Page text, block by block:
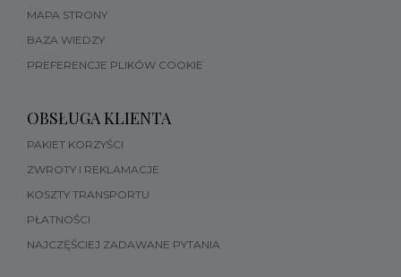
MAPA STRONY
BAZA WIEDZY
PREFERENCJE PLIKÓW COOKIE
OBSŁUGA KLIENTA
PAKIET KORZYŚCI
ZWROTY I REKLAMACJE
KOSZTY TRANSPORTU
PŁATNOŚCI
NAJCZĘŚCIEJ ZADAWANE PYTANIA